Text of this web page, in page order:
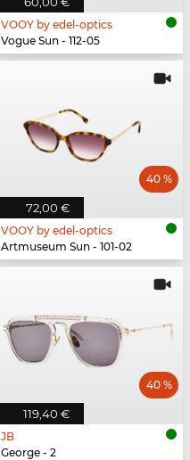
VOOY by edel-optics
Vogue Sun - 112-05
72,00 €
40 %
VOOY by edel-optics
Artmuseum Sun - 101-02
119,40 €
40 %
JB
George - 2